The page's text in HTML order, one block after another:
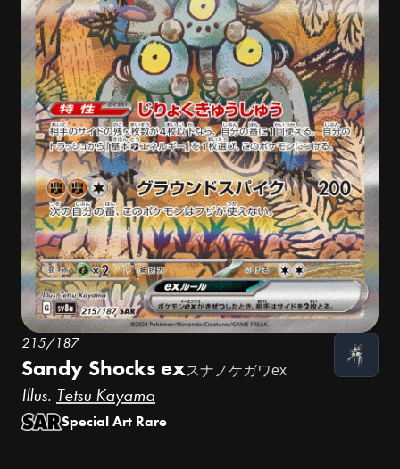
215/187
Sandy Shocks exスナノケガワex
Illus. Tetsu Kayama
Special Art Rare